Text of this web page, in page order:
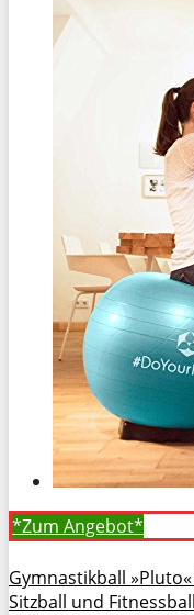
*Zum Angebot*
Gymnastikball
Sitzball und